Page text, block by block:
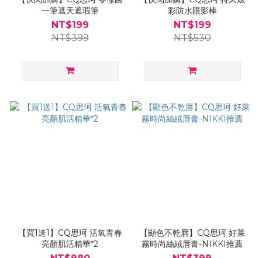
一筆遮天遮瑕筆
NT$199
NT$399
彩防水眼影棒
NT$199
NT$530
【買1送1】CQ思珂 活氧青春
亮顏肌活精華*2
【顯色不乾唇】CQ思珂 好萊
霧時尚絲絨唇膏-NIKKI推薦